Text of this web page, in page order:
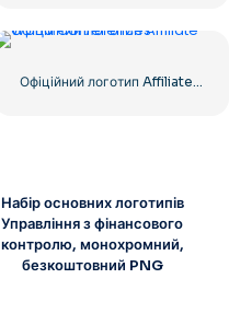
Набір основних логотипів
Управління з фінансового
контролю, монохромний,
безкоштовний PNG